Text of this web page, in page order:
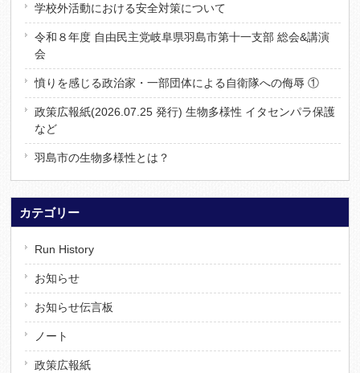
学校外活動における安全対策について
令和８年度 自由民主党岐阜県羽島市第十一支部 総会&講演
会
憤りを感じる政治家・一部団体による自衛隊への侮辱 ①
政策広報紙(2026.07.25 発行) 生物多様性 イタセンパラ保護
など
羽島市の生物多様性とは？
カテゴリー
Run History
お知らせ
お知らせ伝言板
ノート
政策広報紙